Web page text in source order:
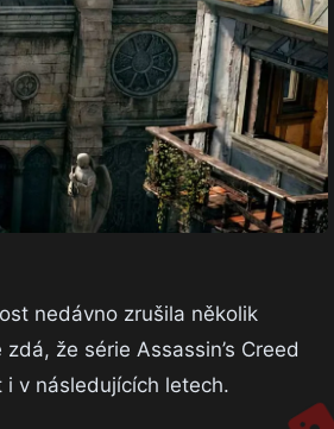
nedávno zrušila několik
že série Assassin’s Creed
v následujících letech.